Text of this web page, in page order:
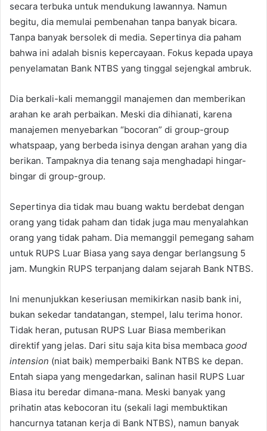
secara terbuka untuk mendukung lawannya. Namun
begitu, dia memulai pembenahan tanpa banyak bicara.
Tanpa banyak bersolek di media. Sepertinya dia paham
bahwa ini adalah bisnis kepercayaan. Fokus kepada upaya
penyelamatan Bank NTBS yang tinggal sejengkal ambruk.
Dia berkali-kali memanggil manajemen dan memberikan
arahan ke arah perbaikan. Meski dia dihianati, karena
manajemen menyebarkan “bocoran” di group-group
whatspaap, yang berbeda isinya dengan arahan yang dia
berikan. Tampaknya dia tenang saja menghadapi hingar-
bingar di group-group.
Sepertinya dia tidak mau buang waktu berdebat dengan
orang yang tidak paham dan tidak juga mau menyalahkan
orang yang tidak paham. Dia memanggil pemegang saham
untuk RUPS Luar Biasa yang saya dengar berlangsung 5
jam. Mungkin RUPS terpanjang dalam sejarah Bank NTBS.
Ini menunjukkan keseriusan memikirkan nasib bank ini,
bukan sekedar tandatangan, stempel, lalu terima honor.
Tidak heran, putusan RUPS Luar Biasa memberikan
direktif yang jelas. Dari situ saja kita bisa membaca good
intension (niat baik) memperbaiki Bank NTBS ke depan.
Entah siapa yang mengedarkan, salinan hasil RUPS Luar
Biasa itu beredar dimana-mana. Meski banyak yang
prihatin atas kebocoran itu (sekali lagi membuktikan
hancurnya tatanan kerja di Bank NTBS), namun banyak